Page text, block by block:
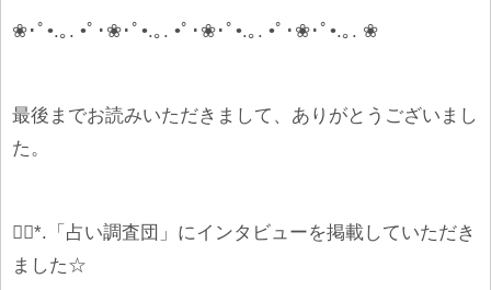
❀･ﾟ •.｡ . •ﾟ･ ❀･ﾟ •.｡ . •ﾟ･ ❀･ﾟ •.｡ . •ﾟ･ ❀･ﾟ •.｡ . ❀
最後までお読みいただきまして、ありがとうございまし
た。
❁⃘*.「占い調査団」にインタビューを掲載していただき
ました☆